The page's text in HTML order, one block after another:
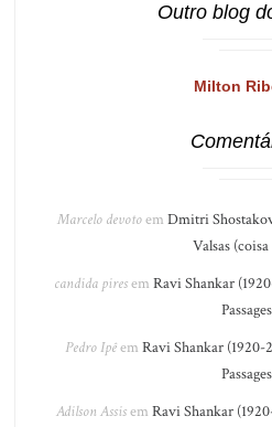
Outro blog
Milton
Marcelo devotoem Dmitri
Valsas
candida piresem Ravi Shankar
Passages
Pedro Ipêem Ravi Shankar (1920-
Passages
Adilson Assisem Ravi Shankar